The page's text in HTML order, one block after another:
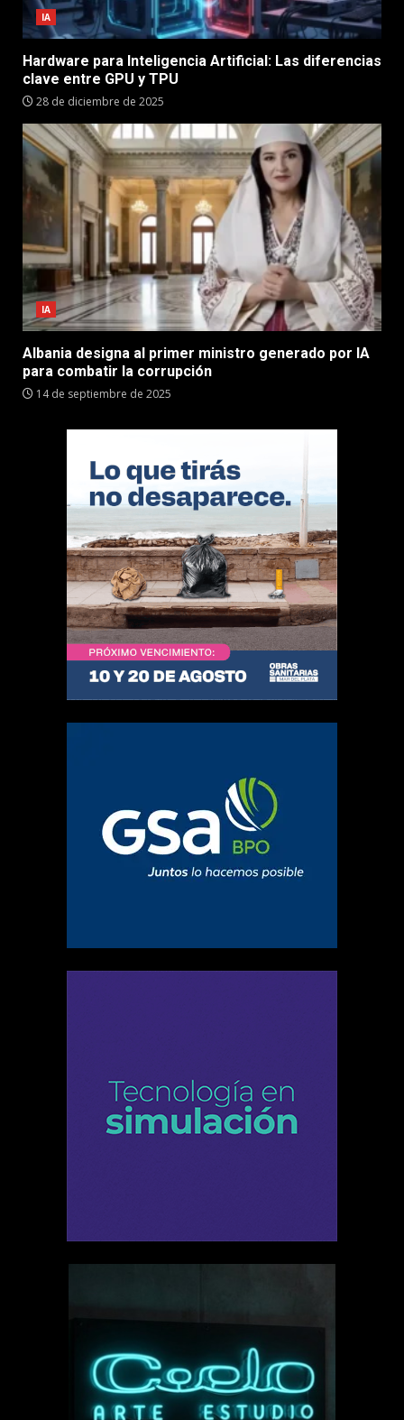
IA
Hardware para Inteligencia Artificial: Las diferencias
clave entre GPU y TPU
28 de diciembre de 2025
IA
Albania designa al primer ministro generado por IA
para combatir la corrupción
14 de septiembre de 2025